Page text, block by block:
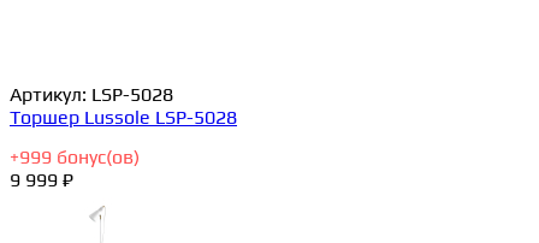
Артикул: LSP-5028
Торшер Lussole LSP-5028
+999 бонус(ов)
9 999 ₽